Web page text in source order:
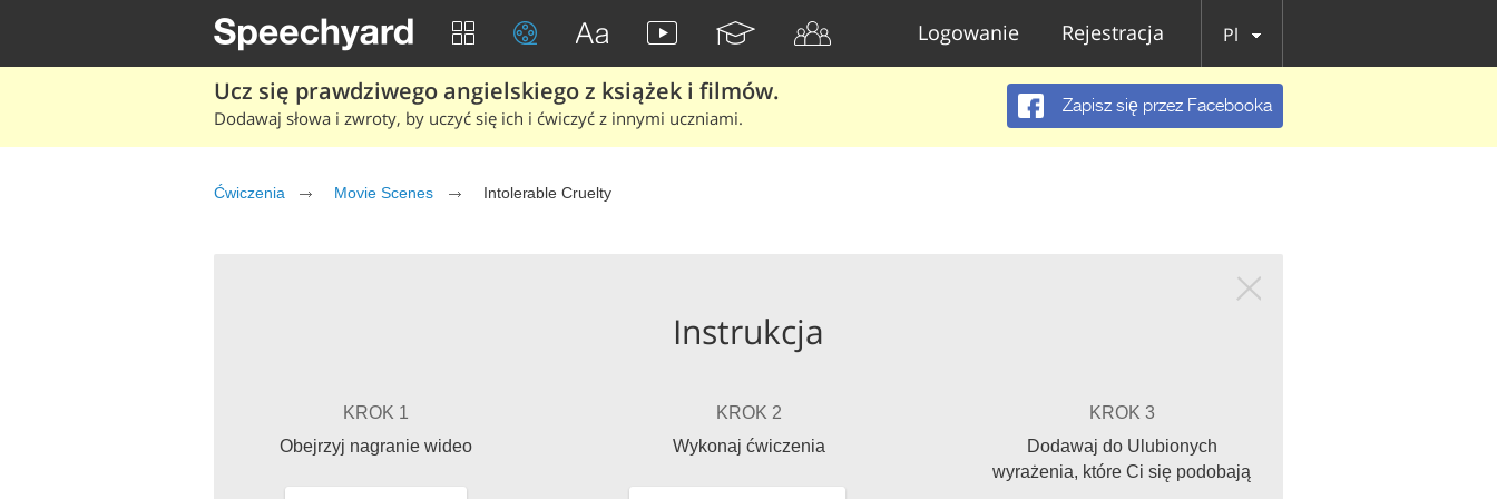
Logowanie Rejestracja Pl
Ucz się prawdziwego angielskiego z książek i filmów.
Dodawaj słowa i zwroty, by uczyć się ich i ćwiczyć z innymi uczniami.
Zapisz się przez Facebooka
Ćwiczenia Movie Scenes Intolerable Cruelty
Instrukcja
KROK 1
Obejrzyj nagranie wideo
KROK 2
Wykonaj ćwiczenia
KROK 3
Dodawaj do Ulubionych
wyrażenia, które Ci się podobają